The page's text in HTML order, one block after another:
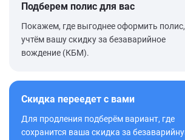
Подберем полис для вас
Покажем, где выгоднее оформить
учтём вашу скидку за безаварийное
вождение (КБМ).
Скидка переедет с вами
Для продления подберём вариант, где
сохранится ваша скидка за